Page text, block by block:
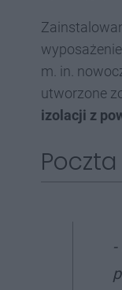
m. in.
utworzone
izolacji z